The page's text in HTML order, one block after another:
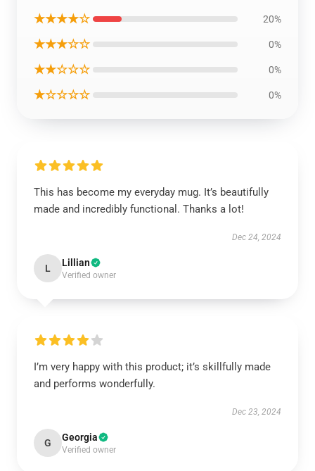
★★★★☆ 20%
★★★☆☆ 0%
★★☆☆☆ 0%
★☆☆☆☆ 0%
This has become my everyday mug. It’s beautifully
made and incredibly functional. Thanks a lot!
Dec 24, 2024
L Lillian
Verified owner
I’m very happy with this product; it’s skillfully made
and performs wonderfully.
Dec 23, 2024
G Georgia
Verified owner